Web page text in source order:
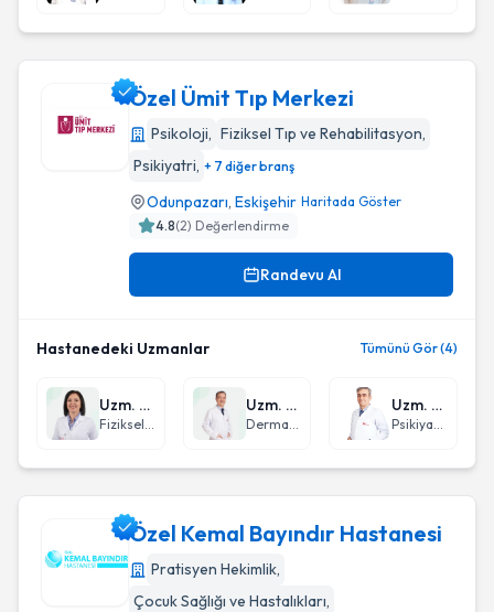
Özel Ümit Tıp Merkezi
Psikoloji, Fiziksel Tıp ve Rehabilitasyon,
Psikiyatri, + 7 diğer branş
Odunpazarı, Eskişehir Haritada Göster
4.8(2) Değerlendirme
Randevu Al
Hastanedeki Uzmanlar Tümünü Gör (4)
Uzm. Dr. Semiha Ülkü Gül
Fiziksel Tıp ve Rehabilitasyon
Uzm. Dr. Selim Murat Ürer
Dermatoloji
Uzm. Dr. Ali Ceran
Psikiyatri
Özel Kemal Bayındır Hastanesi
Pratisyen Hekimlik,
Çocuk Sağlığı ve Hastalıkları,